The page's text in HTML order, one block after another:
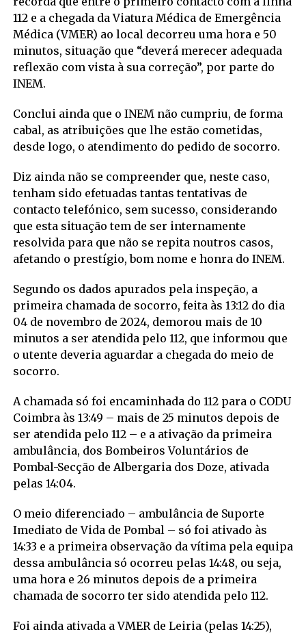
112 e a chegada da Viatura Médica de Emergência
Médica (VMER) ao local decorreu uma hora e 50
minutos, situação que “deverá merecer adequada
reflexão com vista à sua correção”, por parte do
INEM.
Conclui ainda que o INEM não cumpriu, de forma
cabal, as atribuições que lhe estão cometidas,
desde logo, o atendimento do pedido de socorro.
Diz ainda não se compreender que, neste caso,
tenham sido efetuadas tantas tentativas de
contacto telefónico, sem sucesso, considerando
que esta situação tem de ser internamente
resolvida para que não se repita noutros casos,
afetando o prestígio, bom nome e honra do INEM.
Segundo os dados apurados pela inspeção, a
primeira chamada de socorro, feita às 13:12 do dia
04 de novembro de 2024, demorou mais de 10
minutos a ser atendida pelo 112, que informou que
o utente deveria aguardar a chegada do meio de
socorro.
A chamada só foi encaminhada do 112 para o CODU
Coimbra às 13:49 – mais de 25 minutos depois de
ser atendida pelo 112 – e a ativação da primeira
ambulância, dos Bombeiros Voluntários de
Pombal-Secção de Albergaria dos Doze, ativada
pelas 14:04.
O meio diferenciado – ambulância de Suporte
Imediato de Vida de Pombal – só foi ativado às
14:33 e a primeira observação da vítima pela equipa
dessa ambulância só ocorreu pelas 14:48, ou seja,
uma hora e 26 minutos depois de a primeira
chamada de socorro ter sido atendida pelo 112.
Foi ainda ativada a VMER de Leiria (pelas 14:25),